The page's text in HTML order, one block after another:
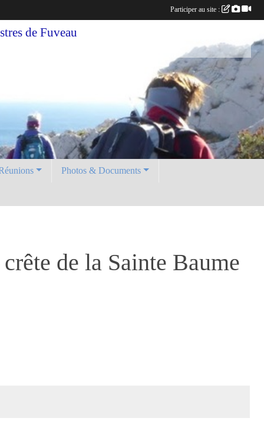
de Fuveau
Photos & Documents
de la Sainte Baume
Participer au site :